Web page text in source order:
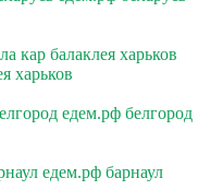
кар балаклея харьков
харьков
едем.рф белгород
едем.рф барнаул